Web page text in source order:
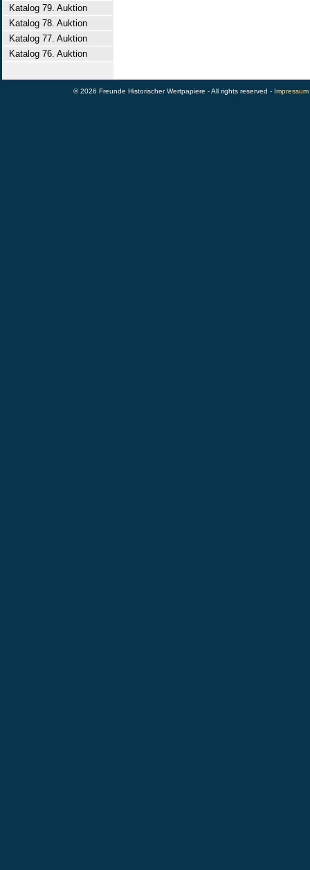
Katalog 79. Auktion
Katalog 78. Auktion
Katalog 77. Auktion
Katalog 76. Auktion
© 2026 Freunde Historischer Wertpapiere - All rights reserved - Impressum